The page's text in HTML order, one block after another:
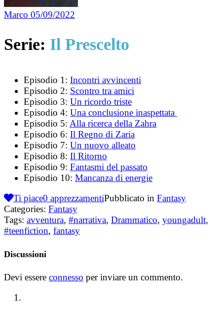
Marco 05/09/2022
Serie: Il Prescelto
Episodio 1: Incontri avvincenti
Episodio 2: Scontro tra amici
Episodio 3: Un ricordo triste
Episodio 4: Una conclusione inaspettata
Episodio 5: Alla ricerca della Zahra
Episodio 6: Il Regno di Zaria
Episodio 7: Un nuovo alleato
Episodio 8: Il Ritorno
Episodio 9: Fantasmi del passato
Episodio 10: Mancanza di energie
Ti piace0 apprezzamentiPubblicato in Fantasy
Categories: Fantasy
Tags: avventura, #narrativa, Drammatico, youngadult,
#teenfiction, fantasy
Discussioni
Devi essere connesso per inviare un commento.